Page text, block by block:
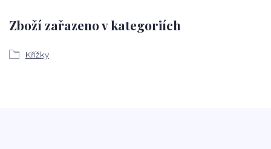
Zboží zařazeno v kategoriích
Křížky